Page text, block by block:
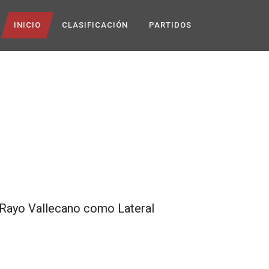
INICIO CLASIFICACIÓN PARTIDOS
Vallecano como Lateral